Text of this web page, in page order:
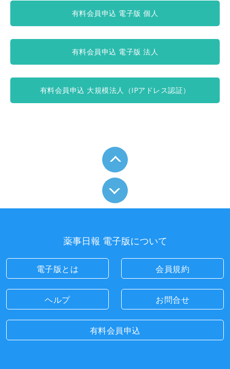
有料会員申込 電子版 個人
有料会員申込 電子版 法人
有料会員申込 大規模法人（IPアドレス認証）
薬事日報 電子版について
電子版とは 会員規約
ヘルプ お問合せ
有料会員申込